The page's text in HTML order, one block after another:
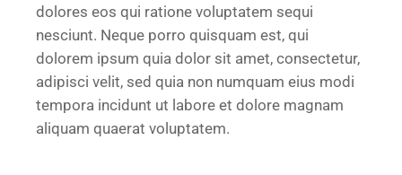
dolores eos qui ratione voluptatem sequi
nesciunt. Neque porro quisquam est, qui
dolorem ipsum quia dolor sit amet, consectetur,
adipisci velit, sed quia non numquam eius modi
tempora incidunt ut labore et dolore magnam
aliquam quaerat voluptatem.